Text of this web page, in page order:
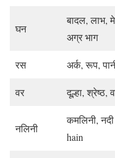
घन
बादल, लाभ,
अग्र भाग
रस अर्क, रूप,
वर दूल्हा, श्रेष्ठ,
नलिनी
कमलिनी, नदी
hain